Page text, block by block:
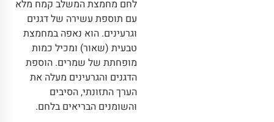
לחם מחמצת המשלב קמח מלא
עם תוספת עשירה של דגנים
וגרעינים. הוא נאפה במחמצת
טבעית (שאור) ומכיל כמות
מופחתת של שמרים. הוספת
הדגנים והגרעינים מעלה את
הערך התזונתי, הסיבים
והשומנים הבריאים בלחם.